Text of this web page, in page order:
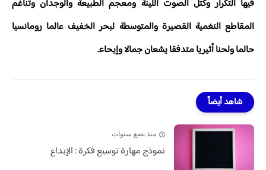
فيها التكرار وكتل الصوت اللينة ومعجم الطبيعة والوجدان وتناغم
المقاطع النغمية القصيرة والمتوسطة لبحر الخفيف عالما رومانسيا
حالما ولحنا أثيريا متدفقا يشعان جمالا وإيحاء.
شاهد أيضاً
منذ بضع سنوات
نموذج مهارة توسيع فكرة : الإبداع